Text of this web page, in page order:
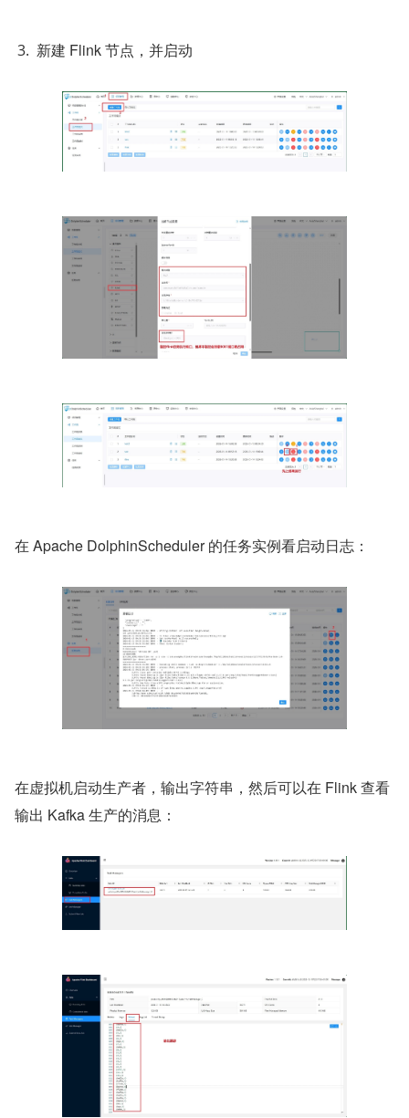
新建 Flink 节点，并启动
在 Apache DolphinScheduler 的任务实例看启动日志：
在虚拟机启动生产者，输出字符串，然后可以在 Flink 查看
输出 Kafka 生产的消息：